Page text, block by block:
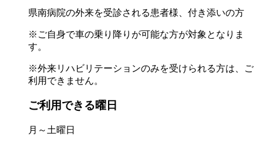
県南病院の外来を受診される患者様、付き添いの方
※ご自身で車の乗り降りが可能な方が対象となりま
す。
※外来リハビリテーションのみを受けられる方は、ご
利用できません。
ご利用できる曜日
月～土曜日